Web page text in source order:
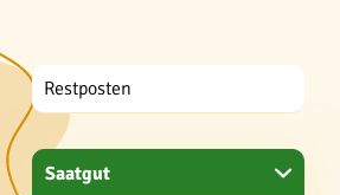
Restposten
Saatgut